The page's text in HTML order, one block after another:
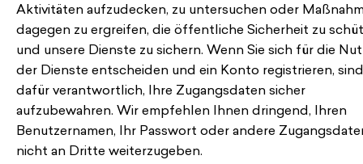
Aktivitäten aufzudecken, zu untersuchen oder
dagegen zu ergreifen, die öffentliche Sicherheit zu
und unsere Dienste zu sichern. Wenn Sie sich für die
der Dienste entscheiden und ein Konto registrieren,
dafür verantwortlich, Ihre Zugangsdaten sicher
aufzubewahren. Wir empfehlen Ihnen dringend, Ihren
Benutzernamen, Ihr Passwort oder andere
nicht an Dritte weiterzugeben.